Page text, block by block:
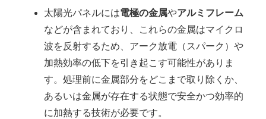
太陽光パネルには電極の金属やアルミフレーム
などが含まれており、これらの金属はマイクロ
波を反射するため、アーク放電（スパーク）や
加熱効率の低下を引き起こす可能性がありま
す。処理前に金属部分をどこまで取り除くか、
あるいは金属が存在する状態で安全かつ効率的
に加熱する技術が必要です。